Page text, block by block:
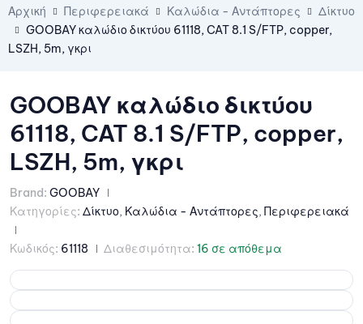
Αρχική Περιφερειακά Καλώδια - Αντάπτορες
Δίκτυο
GOOBAY καλώδιο δικτύου 61118, CAT 8.1 S/FTP, copper,
LSZH, 5m, γκρι
GOOBAY καλώδιο δικτύου
61118, CAT 8.1 S/FTP, copper,
LSZH, 5m, γκρι
Brand: GOOBAY
Κατηγορίες: Δίκτυο, Καλώδια - Αντάπτορες, Περιφερειακά
Κωδικός: 61118 Διαθεσιμότητα: 16 σε απόθεμα